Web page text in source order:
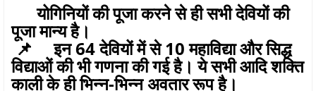
योगिनियों की पूजा करने से ही सभी देवियों की
पूजा मान्य है।
📌 इन 64 देवियों में से 10 महाविद्या और सिद्ध
विद्याओं की भी गणना की गई है। ये सभी आदि शक्ति
काली के ही भिन्न-भिन्न अवतार रूप है।